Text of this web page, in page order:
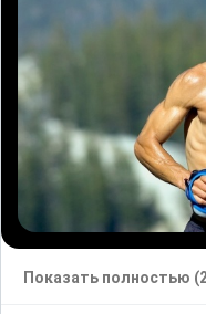
Показать полностью